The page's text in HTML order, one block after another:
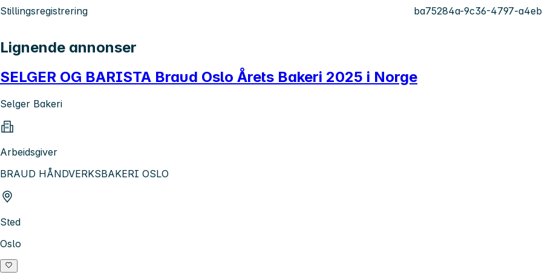
Stillingsregistrering
ba75284a-9c36-4797-
Lignende annonser
SELGER OG BARISTA Braud Oslo Årets Bakeri 2025 i Norge
Selger Bakeri
Arbeidsgiver
BRAUD HÅNDVERKSBAKERI OSLO
Sted
Oslo